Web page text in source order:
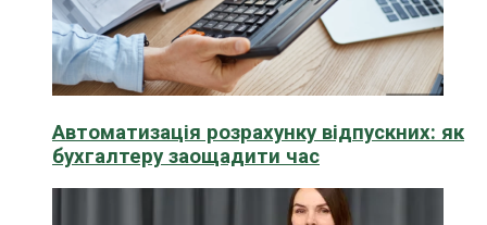
Автоматизація розрахунку відпускних: як
бухгалтеру заощадити час